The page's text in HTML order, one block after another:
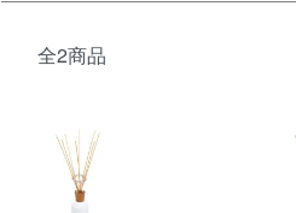
全2商品